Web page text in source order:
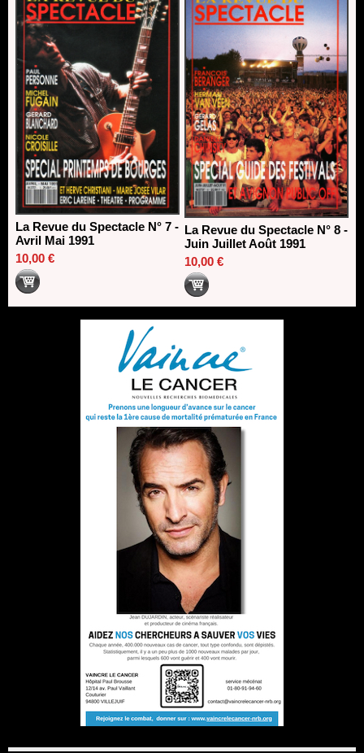
La Revue du Spectacle N° 7 -
Avril Mai 1991
10,00 €
La Revue du Spectacle N° 8 -
Juin Juillet Août 1991
10,00 €